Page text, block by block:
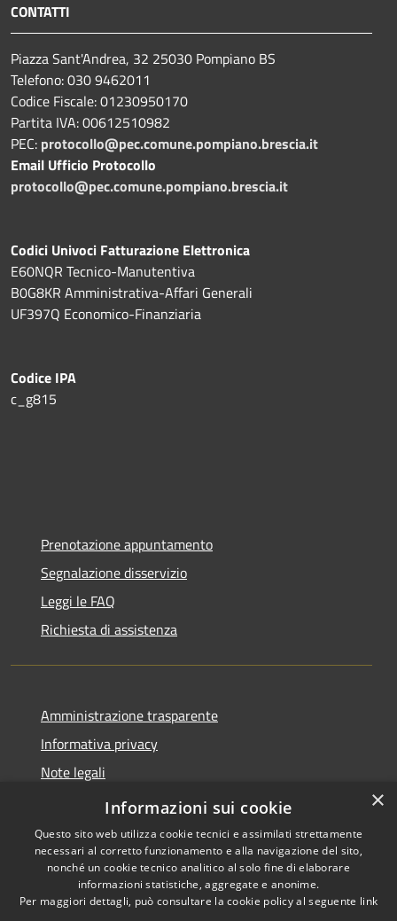
CONTATTI
Piazza Sant'Andrea, 32 25030 Pompiano BS
Telefono: 030 9462011
Codice Fiscale: 01230950170
Partita IVA: 00612510982
PEC: protocollo@pec.comune.pompiano.brescia.it
Email Ufficio Protocollo
protocollo@pec.comune.pompiano.brescia.it
Codici Univoci Fatturazione Elettronica
E60NQR Tecnico-Manutentiva
B0G8KR Amministrativa-Affari Generali
UF397Q Economico-Finanziaria
Codice IPA
c_g815
Prenotazione appuntamento
Segnalazione disservizio
Leggi le FAQ
Richiesta di assistenza
Amministrazione trasparente
Informativa privacy
Note legali
Dichiarazione di accessibilità
Accessibilità
Copyright © 2026 • Comune di
Pompiano • Powered by
×
Informazioni sui cookie
Questo sito web utilizza cookie tecnici e assimilati strettamente
necessari al corretto funzionamento e alla navigazione del sito,
nonché un cookie tecnico analitico al solo fine di elaborare
informazioni statistiche, aggregate e anonime.
Per maggiori dettagli, può consultare la cookie policy al seguente link